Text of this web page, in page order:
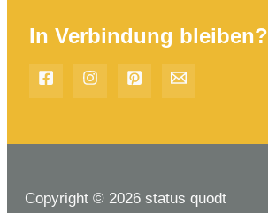
In Verbindung bleiben?
Copyright © 2026 status quodt